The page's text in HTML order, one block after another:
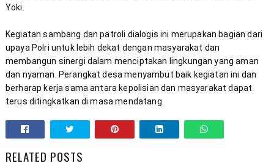
Kegiatan sambang dan patroli dialogis ini merupakan bagian dari
upaya Polri untuk lebih dekat dengan masyarakat dan
membangun sinergi dalam menciptakan lingkungan yang aman
dan nyaman. Perangkat desa menyambut baik kegiatan ini dan
berharap kerja sama antara kepolisian dan masyarakat dapat
terus ditingkatkan di masa mendatang.
RELATED POSTS